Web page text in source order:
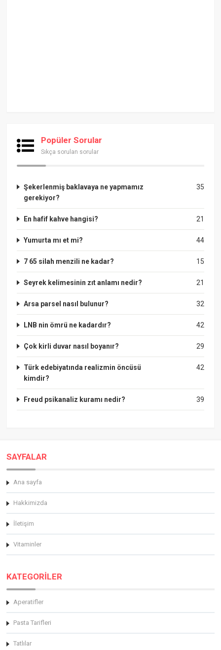
Popüler Sorular
Sıkça sorulan sorular
35
Şekerlenmiş baklavaya ne yapmamız
gerekiyor?
21
En hafif kahve hangisi?
44
Yumurta mı et mi?
15
7 65 silah menzili ne kadar?
21
Seyrek kelimesinin zıt anlamı nedir?
32
Arsa parsel nasıl bulunur?
42
LNB nin ömrü ne kadardır?
29
Çok kirli duvar nasıl boyanır?
42
Türk edebiyatında realizmin öncüsü
kimdir?
39
Freud psikanaliz kuramı nedir?
SAYFALAR
Ana sayfa
Hakkimizda
İletişim
Vitaminler
KATEGORİLER
Aperatifler
Pasta Tarifleri
Tatlılar